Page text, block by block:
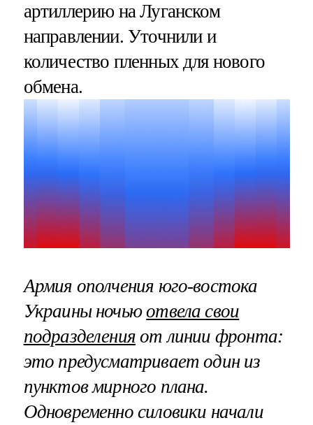
артиллерию на Луганском
направлении. Уточнили и
количество пленных для нового
обмена.
Армия ополчения юго-востока
Украины ночьюотвела свои
подразделения от линии фронта:
это предусматривает один из
пунктов мирного плана.
Одновременно силовики начали